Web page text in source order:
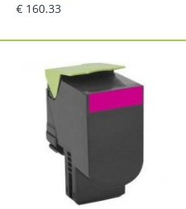
€ 160.33